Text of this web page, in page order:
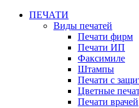
ПЕЧАТИ
Виды печатей
Печати фирм
Печати ИП
Факсимиле
Штампы
Печати с
Цветные
Печати врачей